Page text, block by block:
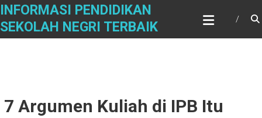
Skip
content
INFORMASI PENDIDIKAN
SEKOLAH NEGRI TERBAIK
7 Argumen Kuliah di IPB Itu